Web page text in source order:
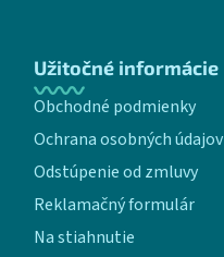
Užitočné informácie
Obchodné podmienky
Ochrana osobných údajov
Odstúpenie od zmluvy
Reklamačný formulár
Na stiahnutie